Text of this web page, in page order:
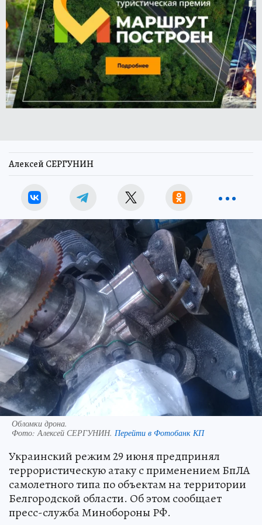
Алексей СЕРГУНИН
Обломки дрона.
Фото:Алексей СЕРГУНИН. Перейти в Фотобанк КП
Украинский режим 29 июня предпринял
террористическую атаку с применением БпЛА
самолетного типа по объектам на территории
Белгородской области. Об этом сообщает
пресс-служба Минобороны РФ.